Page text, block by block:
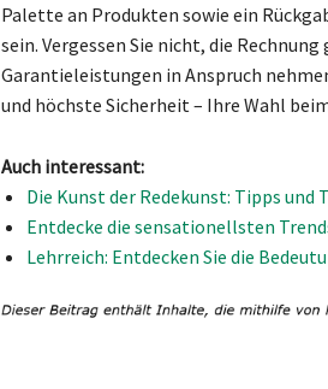
Palette an Produkten sowie ein
sein. Vergessen Sie nicht, die
Garantieleistungen in Anspruch
und höchste Sicherheit – Ihre Wahl
Auch interessant:
Die Kunst der Redekunst: Tipps
Entdecke die sensationellsten
Lehrreich: Entdecken Sie die